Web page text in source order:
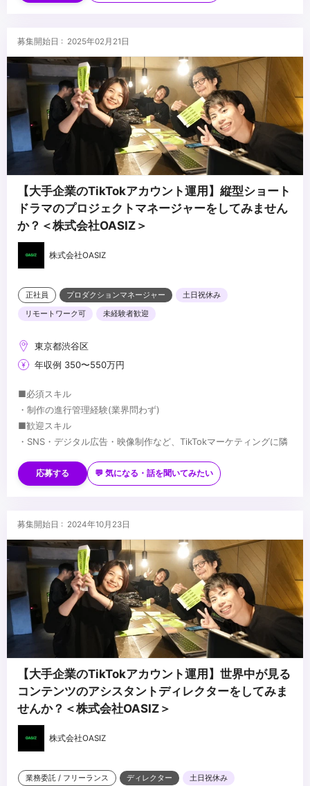
・SNSコンテンツの企画・制作経験
・映像制作スタッフのアサイン経験
・脚本執筆経験
・役者経験
...
募集開始日 : 2025年02月21日
【大手企業のTikTokアカウント運用】縦型ショート
ドラマのプロジェクトマネージャーをしてみません
か？＜株式会社OASIZ＞
株式会社OASIZ
正社員 プロダクションマネージャー
土日祝休み
リモートワーク可
未経験者歓迎
東京都渋谷区
年収例 350〜550万円
■必須スキル
・制作の進行管理経験(業界問わず)
■歓迎スキル
・SNS・デジタル広告・映像制作など、TikTokマーケティングに隣
・動画制作経験
・制作チームや外部クリエイターと連携した制作経験
・俳優キャスティング経験
...
応募する 💬 気になる・話を聞いてみたい
募集開始日 : 2024年10月23日
【大手企業のTikTokアカウント運用】世界中が見る
コンテンツのアシスタントディレクターをしてみま
せんか？＜株式会社OASIZ＞
株式会社OASIZ
業務委託 / フリーランス ディレクター 土日祝休み